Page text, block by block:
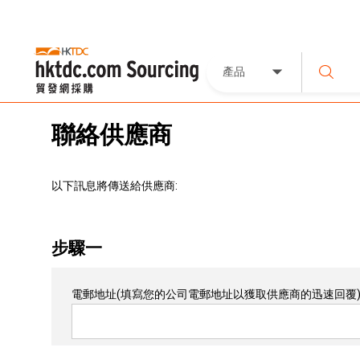
產品
聯絡供應商
以下訊息將傳送給供應商:
步驟一
電郵地址(填寫您的公司電郵地址以獲取供應商的迅速回覆)